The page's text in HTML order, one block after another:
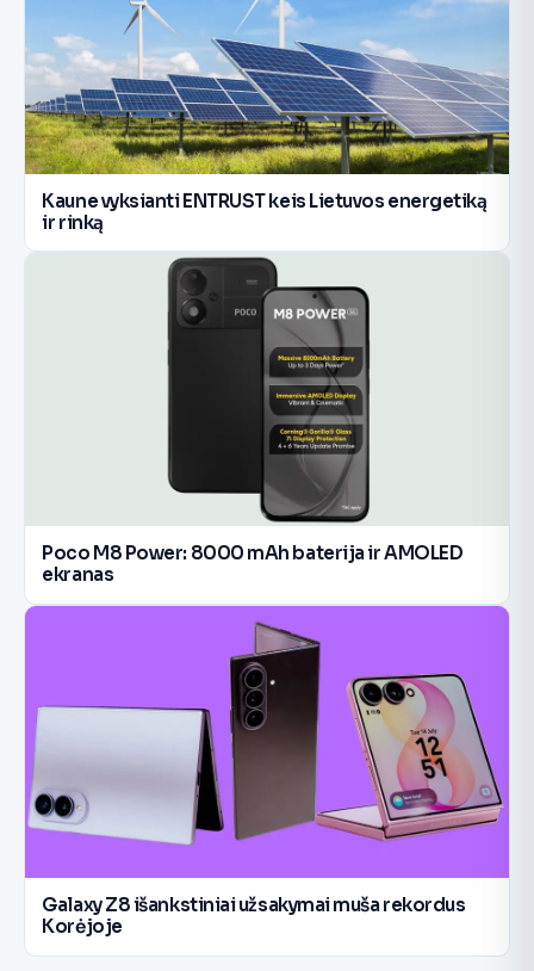
Kaune vyksianti ENTRUST keis Lietuvos energetiką
ir rinką
Poco M8 Power: 8000 mAh baterija ir AMOLED
ekranas
Galaxy Z8 išankstiniai užsakymai muša rekordus
Korėjoje